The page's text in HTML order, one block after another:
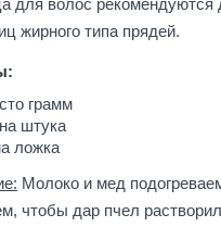
для волос рекомендуются
жирного типа прядей.
грамм
штука
ложка
Молоко и мед
чтобы дар пчел